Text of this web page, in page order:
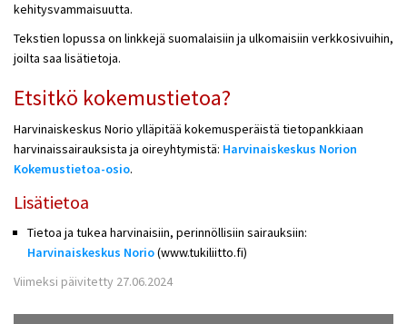
kehitysvammaisuutta.
Tekstien lopussa on linkkejä suomalaisiin ja ulkomaisiin verkkosivuihin,
joilta saa lisätietoja.
Etsitkö kokemustietoa?
Harvinaiskeskus Norio ylläpitää kokemusperäistä tietopankkiaan
harvinaissairauksista ja oireyhtymistä: Harvinaiskeskus Norion
Kokemustietoa-osio.
Lisätietoa
Tietoa ja tukea harvinaisiin, perinnöllisiin sairauksiin:
Harvinaiskeskus Norio(www.tukiliitto.fi)
Viimeksi päivitetty 27.06.2024